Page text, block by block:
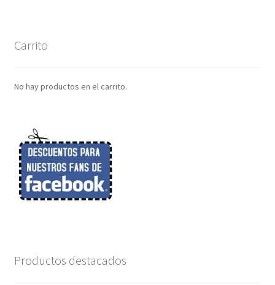
Carrito
No hay productos en el carrito.
Productos destacados